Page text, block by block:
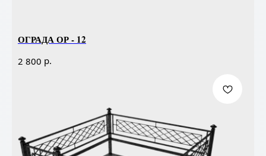
ОГРАДА ОР - 12
2 800 р.